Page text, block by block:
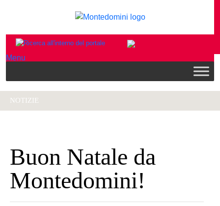
Menu
NOTIZIE
Buon Natale da
Montedomini!